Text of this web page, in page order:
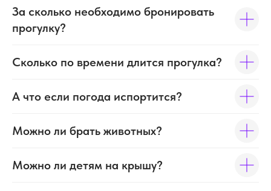
За сколько необходимо бронировать
прогулку?
Сколько по времени длится прогулка?
А что если погода испортится?
Можно ли брать животных?
Можно ли детям на крышу?